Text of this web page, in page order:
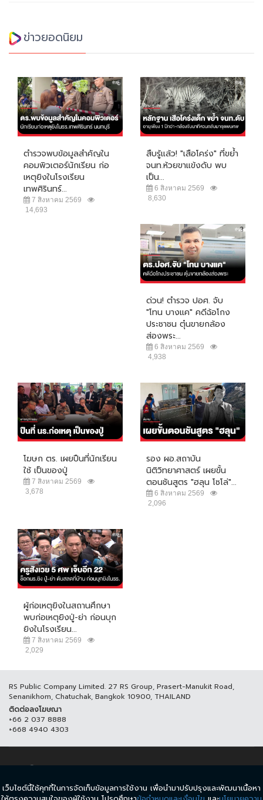
ข่าวยอดนิยม
ตำรวจพบข้อมูลสำคัญใน
คอมพิวเตอร์นักเรียน ก่อ
เหตุยิงในโรงเรียน
เทพศิรินทร์...
7 สิงหาคม 2569
14,693
สืบรู้แล้ว! "เสือโคร่ง" ที่ขย้ำ
จนท.ห้วยขาแข้งดับ พบ
เป็น...
6 สิงหาคม 2569
8,630
ด่วน! ตำรวจ ปอศ. จับ
"โทน บางแค" คดีฉ้อโกง
ประชาชน ตุ๋นขายกล้อง
ส่องพระ...
6 สิงหาคม 2569
4,938
โฆษก ตร. เผยปืนที่นักเรียน
ใช้ เป็นของปู่
7 สิงหาคม 2569
3,678
รอง ผอ.สถาบัน
นิติวิทยาศาสตร์ เผยขั้น
ตอนชันสูตร "ฮลุน โซโล่"...
6 สิงหาคม 2569
2,096
ผู้ก่อเหตุยิงในสถานศึกษา
พบก่อเหตุยิงปู่-ย่า ก่อนบุก
ยิงในโรงเรียน...
7 สิงหาคม 2569
2,029
RS Public Company Limited. 27 RS Group, Prasert-Manukit Road,
Senanikhom, Chatuchak, Bangkok 10900, THAILAND
ติดต่อลงโฆษณา
+66 2 037 8888
+668 4940 4303
© COPYRIGHT 2017 THAICH8.COM, ALL RIGHT RESERVED.
ข้อกำหนดและเงื่อนไข นโยบายความเป็นส่วนตัว
เว็บไซต์นี้ใช้คุกกี้ในการจัดเก็บข้อมูลการใช้งาน เพื่อนำมาปรับปรุงและพัฒนาเนื้อหา